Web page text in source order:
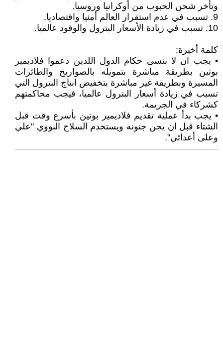
وتأخر شحن الحبوب من أوكرانيا وروسيا.
9. تسبب في عدم استقرار العالم أمنيا واقتصاديا.
10. تسبب في زيادة الأسعار البترول والوقود عالميا.
كلمة أخيرة:
• يجب ان لا ننسى حكام الدول اللذين دعموا فلاديمير
بوتين بطريقة مباشرة بتمويله بالصواريخ والطائرات
المسيرة وبطريقة غير مباشرة بتخفيض انتاج البترول التي
تسبب في زيادة أسعار البترول عالميا، فيجب محاكمتهم
كشركاء في الجريمة.
• يجب بدأ عملية تقديم فلاديمير بوتين بأسرع وقت قبل
الشتاء قبل ان يجن جنونه ويستخدم السلاح النووي "علي
وعلى أعدائي".